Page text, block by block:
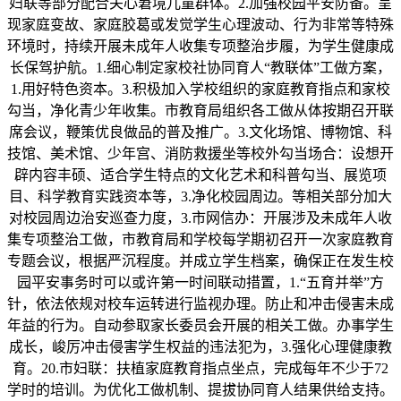
妇联等部分配合关心窘境儿童群体。2.加强校园平安防备。呈
现家庭变故、家庭胶葛或发觉学生心理波动、行为非常等特殊
环境时，持续开展未成年人收集专项整治步履，为学生健康成
长保驾护航。1.细心制定家校社协同育人“教联体”工做方案，
1.用好特色资本。3.积极加入学校组织的家庭教育指点和家校
勾当，净化青少年收集。市教育局组织各工做从体按期召开联
席会议，鞭策优良做品的普及推广。3.文化场馆、博物馆、科
技馆、美术馆、少年宫、消防救援坐等校外勾当场合：设想开
辟内容丰硕、适合学生特点的文化艺术和科普勾当、展览项
目、科学教育实践资本等，3.净化校园周边。等相关部分加大
对校园周边治安巡查力度，3.市网信办：开展涉及未成年人收
集专项整治工做，市教育局和学校每学期初召开一次家庭教育
专题会议，根据严沉程度。并成立学生档案，确保正在发生校
园平安事务时可以或许第一时间联动措置，1.“五育并举”方
针，依法依规对校车运转进行监视办理。防止和冲击侵害未成
年益的行为。自动参取家长委员会开展的相关工做。办事学生
成长，峻厉冲击侵害学生权益的违法犯为，3.强化心理健康教
育。20.市妇联：扶植家庭教育指点坐点，完成每年不少于72
学时的培训。为优化工做机制、提拔协同育人结果供给支持。